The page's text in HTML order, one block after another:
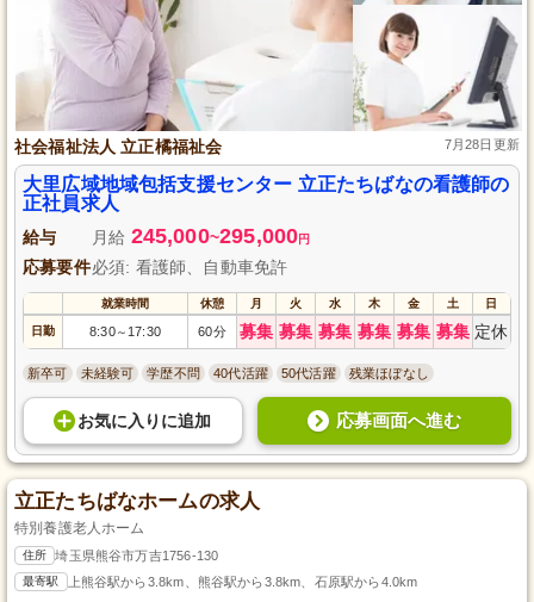
社会福祉法人 立正橘福祉会 7月28日更新
大里広域地域包括支援センター 立正たちばなの看護師の
正社員求人
給与 月給 245,000~295,000円
応募要件必須: 看護師、自動車免許
就業時間 休憩 月 火 水 木 金 土 日
日勤 8:30～ 17:30 60分 募集 募集 募集 募集 募集 募集 定休
新卒可 未経験可 学歴不問 40代活躍 50代活躍 残業ほぼなし
お気に入り に追加 応募画面へ進む
立正たちばなホームの求人
特別養護老人ホーム
住所 埼玉県熊谷市万吉1756-130
最寄駅 上熊谷駅から3.8km、熊谷駅から3.8km、石原駅から4.0km